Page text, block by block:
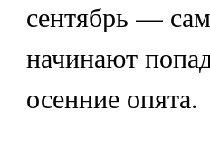
сентябрь —
начинают
осенние опята.